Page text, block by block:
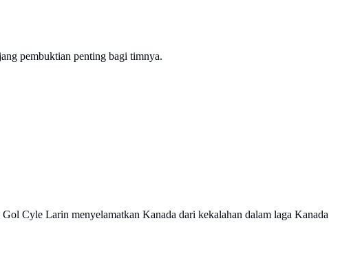
pembuktian penting bagi timnya.
Cyle Larin menyelamatkan Kanada dari kekalahan dalam laga Kanada